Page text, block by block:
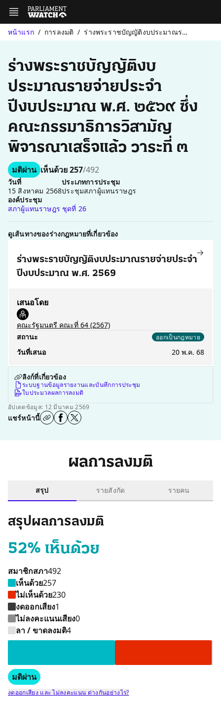
หน้าแรก การลงมติ ร่างพระราชบัญญัติงบประมาณรายจ่ายประจำปีงบประมาณ พ.ศ. ๒๕๖๙ ซึ่งคณ...
ร่างพระราชบัญญัติงบ
ประมาณรายจ่ายประจำ
ปีงบประมาณ พ.ศ. ๒๕๖๙ ซึ่ง
คณะกรรมาธิการวิสามัญ
พิจารณาเสร็จแล้ว วาระที่ ๓
มติผ่าน เห็นด้วย 257/492
วันที่
15 สิงหาคม 2568
ประเภทการประชุม
ประชุมสภาผู้แทนราษฎร
องค์ประชุม
สภาผู้แทนราษฎร ชุดที่ 26
ดูเส้นทางของร่างกฎหมายที่เกี่ยวข้อง
ร่างพระราชบัญญัติงบประมาณรายจ่ายประจำ
ปีงบประมาณ พ.ศ. 2569
เสนอโดย
คณะรัฐมนตรี คณะที่ 64 (2567)
สถานะ
ออกเป็นกฎหมาย
วันที่เสนอ 20 พ.ค. 68
ลิงก์ที่เกี่ยวข้อง
ระบบฐานข้อมูลรายงานและบันทึกการประชุม
ใบประมวลผลการลงมติ
อัปเดตข้อมูล: 12 มีนาคม 2569
แชร์หน้านี้
ผลการลงมติ
สรุป รายสังกัด รายคน
สรุปผลการลงมติ
52% เห็นด้วย
สมาชิกสภา492
เห็นด้วย257
ไม่เห็นด้วย230
งดออกเสียง1
ไม่ลงคะแนนเสียง0
ลา / ขาดลงมติ4
เห็นด้วย 257 คน
มติผ่าน
งดออกเสียง และ ไม่ลงคะแนน ต่างกันอย่างไร?